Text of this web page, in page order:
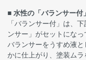
■ 水性の「バランサー付
「バランサー付」は、
ンサー」がセットになっ
バランサーをうすめ液
かに仕上がり、塗装ムラ